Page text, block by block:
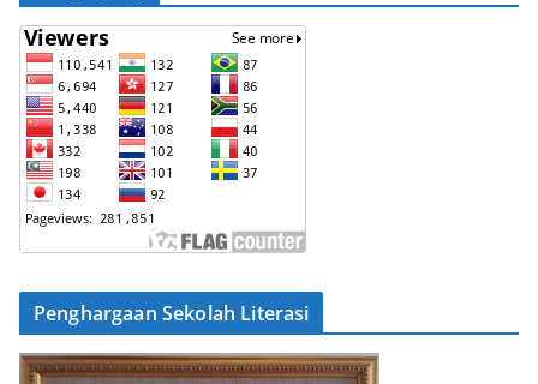
Penghargaan Sekolah Literasi